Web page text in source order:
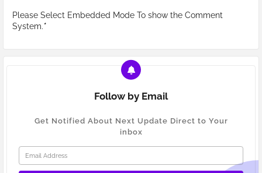
Please Select Embedded Mode To show the Comment
System.*
Follow by Email
Get Notified About Next Update Direct to Your
inbox